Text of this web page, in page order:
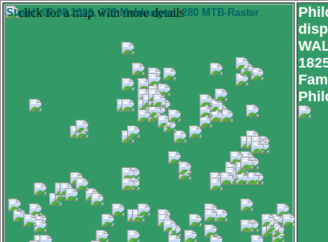
Stand: 08.08.2026, 379 Meldungen, 280 MTB-Raster